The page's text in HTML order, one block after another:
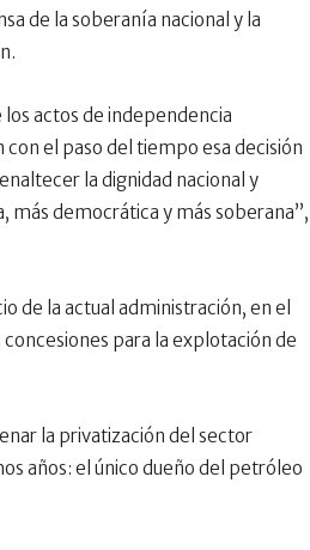
de la soberanía nacional y la
actos de independencia
el paso del tiempo esa decisión
la dignidad nacional y
más democrática y más soberana”,
de la actual administración, en el
para la explotación de
la privatización del sector
años: el único dueño del petróleo